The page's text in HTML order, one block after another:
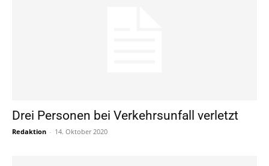
Drei Personen bei Verkehrsunfall verletzt
Redaktion - 14. Oktober 2020